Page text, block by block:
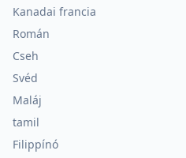
Kanadai francia
Román
Cseh
Svéd
Maláj
tamil
Filippínó